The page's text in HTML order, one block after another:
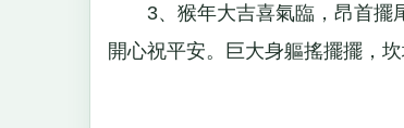
3、猴年大吉喜氣臨，昂首擺尾
開心祝平安。巨大身軀搖擺擺，